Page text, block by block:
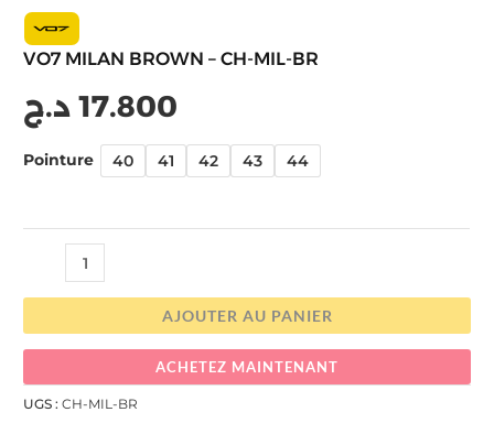
VO7 MILAN BROWN – CH-MIL-BR
17.800 د.ج
Pointure 40 41 42 43 44
AJOUTER AU PANIER
ACHETEZ MAINTENANT
UGS :CH-MIL-BR